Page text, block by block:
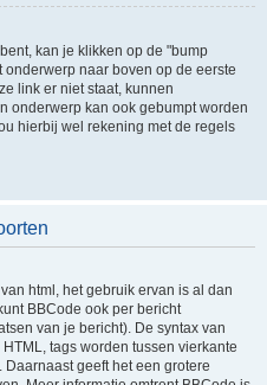
kan je klikken op de "bump
naar boven op de eerste
link er niet staat, kunnen
onderwerp kan ook gebumpt worden
hierbij wel rekening met de regels
html, het gebruik ervan is al dan
BBCode ook per bericht
van je bericht). De syntax van
tags worden tussen vierkante
Daarnaast geeft het een grotere